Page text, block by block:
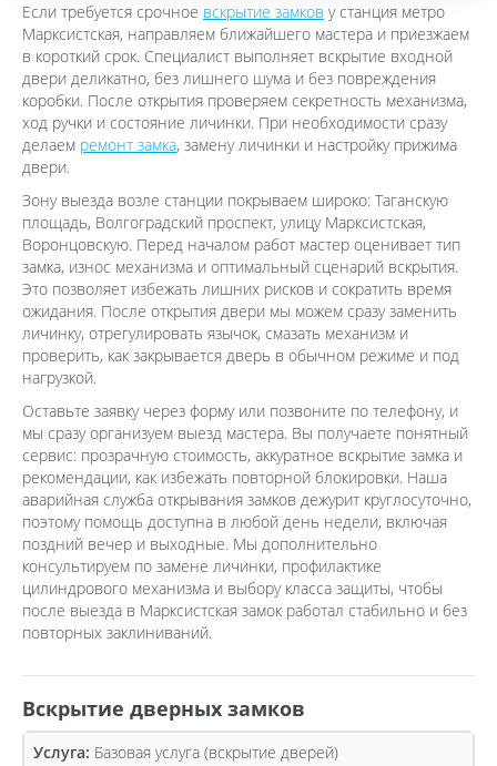
Если требуется срочное вскрытие замков у станция метро
Марксистская, направляем ближайшего мастера и приезжаем
в короткий срок. Специалист выполняет вскрытие входной
двери деликатно, без лишнего шума и без повреждения
коробки. После открытия проверяем секретность механизма,
ход ручки и состояние личинки. При необходимости сразу
делаем ремонт замка, замену личинки и настройку прижима
двери.
Зону выезда возле станции покрываем широко: Таганскую
площадь, Волгоградский проспект, улицу Марксистская,
Воронцовскую. Перед началом работ мастер оценивает тип
замка, износ механизма и оптимальный сценарий вскрытия.
Это позволяет избежать лишних рисков и сократить время
ожидания. После открытия двери мы можем сразу заменить
личинку, отрегулировать язычок, смазать механизм и
проверить, как закрывается дверь в обычном режиме и под
нагрузкой.
Оставьте заявку через форму или позвоните по телефону, и
мы сразу организуем выезд мастера. Вы получаете понятный
сервис: прозрачную стоимость, аккуратное вскрытие замка и
рекомендации, как избежать повторной блокировки. Наша
аварийная служба открывания замков дежурит круглосуточно,
поэтому помощь доступна в любой день недели, включая
поздний вечер и выходные. Мы дополнительно
консультируем по замене личинки, профилактике
цилиндрового механизма и выбору класса защиты, чтобы
после выезда в Марксистская замок работал стабильно и без
повторных заклиниваний.
Вскрытие дверных замков
Базовая услуга (вскрытие дверей)